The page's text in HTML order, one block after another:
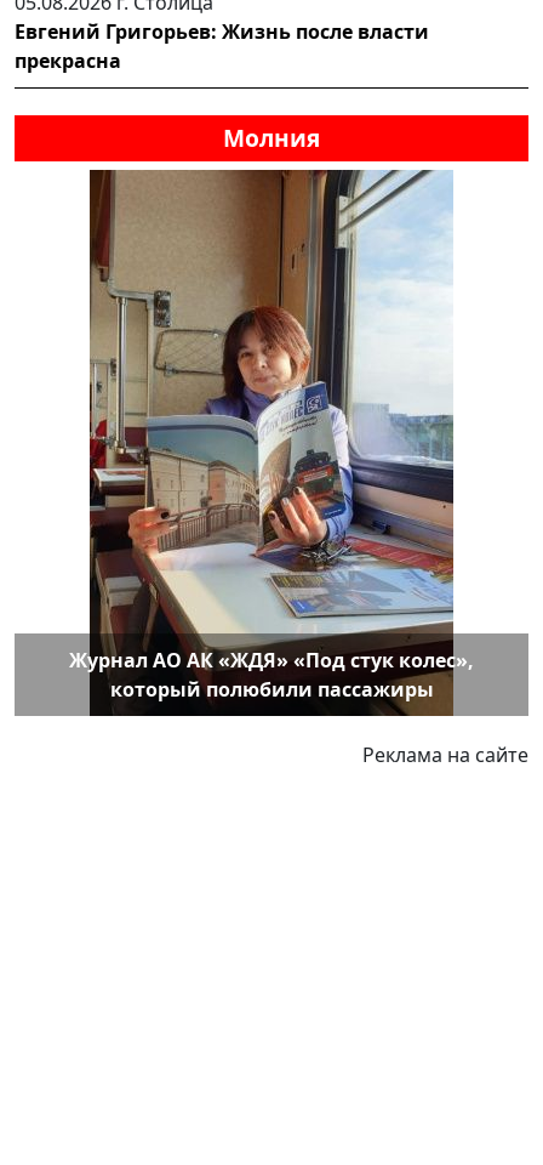
Евгений Григорьев: Жизнь после власти
прекрасна
Молния
Журнал АО АК «ЖДЯ» «Под стук колес»,
который полюбили пассажиры
Реклама на сайте